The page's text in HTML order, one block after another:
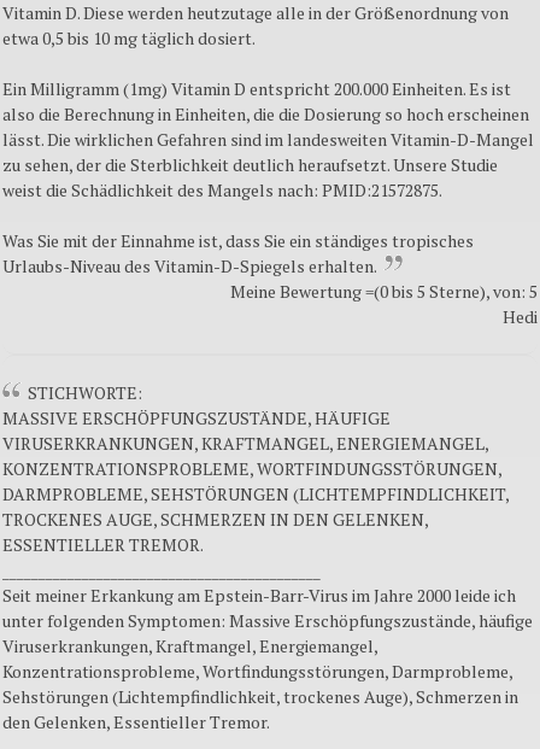
Vitamin D. Diese werden heutzutage alle in der Größenordnung von
etwa 0,5 bis 10 mg täglich dosiert.
Ein Milligramm (1mg) Vitamin D entspricht 200.000 Einheiten. Es ist
also die Berechnung in Einheiten, die die Dosierung so hoch erscheinen
lässt. Die wirklichen Gefahren sind im landesweiten Vitamin-D-Mangel
zu sehen, der die Sterblichkeit deutlich heraufsetzt. Unsere Studie
weist die Schädlichkeit des Mangels nach: PMID:21572875.
Was Sie mit der Einnahme ist, dass Sie ein ständiges tropisches
Urlaubs-Niveau des Vitamin-D-Spiegels erhalten.
Meine Bewertung =(0 bis 5 Sterne), von: 5
Hedi
STICHWORTE:
MASSIVE ERSCHÖPFUNGSZUSTÄNDE, HÄUFIGE
VIRUSERKRANKUNGEN, KRAFTMANGEL, ENERGIEMANGEL,
KONZENTRATIONSPROBLEME, WORTFINDUNGSSTÖRUNGEN,
DARMPROBLEME, SEHSTÖRUNGEN (LICHTEMPFINDLICHKEIT,
TROCKENES AUGE, SCHMERZEN IN DEN GELENKEN,
ESSENTIELLER TREMOR.
Seit meiner Erkankung am Epstein-Barr-Virus im Jahre 2000 leide ich
unter folgenden Symptomen: Massive Erschöpfungszustände, häufige
Viruserkrankungen, Kraftmangel, Energiemangel,
Konzentrationsprobleme, Wortfindungsstörungen, Darmprobleme,
Sehstörungen (Lichtempfindlichkeit, trockenes Auge), Schmerzen in
den Gelenken, Essentieller Tremor.